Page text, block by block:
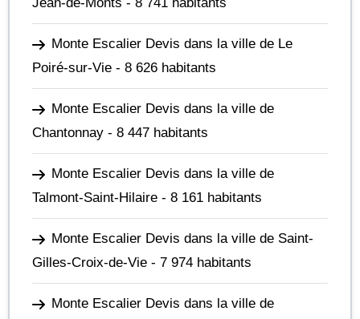
Monte Escalier Devis dans la ville de Le
Poiré-sur-Vie - 8 626 habitants
Monte Escalier Devis dans la ville de
Chantonnay - 8 447 habitants
Monte Escalier Devis dans la ville de
Talmont-Saint-Hilaire - 8 161 habitants
Monte Escalier Devis dans la ville de Saint-
Gilles-Croix-de-Vie - 7 974 habitants
Monte Escalier Devis dans la ville de